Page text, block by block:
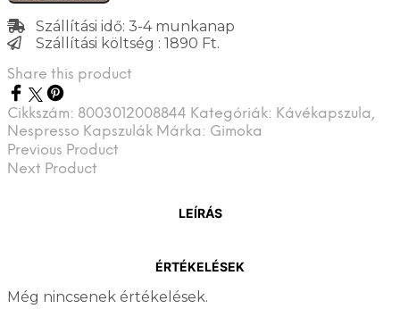
Szállítási idő: 3-4 munkanap
Szállítási költség : 1890 Ft.
Share this product
Cikkszám: 8003012008844 Kategóriák: Kávékapszula,
Nespresso Kapszulák Márka: Gimoka
Previous Product
Next Product
LEÍRÁS
ÉRTÉKELÉSEK
Még nincsenek értékelések.